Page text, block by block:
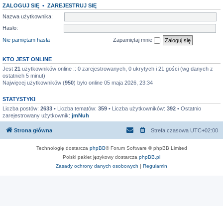
ZALOGUJ SIĘ • ZAREJESTRUJ SIĘ
Nazwa użytkownika:
Hasło:
Nie pamiętam hasła
Zapamiętaj mnie
KTO JEST ONLINE
Jest 21 użytkowników online :: 0 zarejestrowanych, 0 ukrytych i 21 gości (wg danych z
ostatnich 5 minut)
Najwięcej użytkowników (950) było online 05 maja 2026, 23:34
STATYSTYKI
Liczba postów: 2633 • Liczba tematów: 359 • Liczba użytkowników: 392 • Ostatnio
zarejestrowany użytkownik: jmNuh
Strona główna Strefa czasowa UTC+02:00
Technologię dostarcza phpBB® Forum Software © phpBB Limited
Polski pakiet językowy dostarcza phpBB.pl
Zasady ochrony danych osobowych | Regulamin